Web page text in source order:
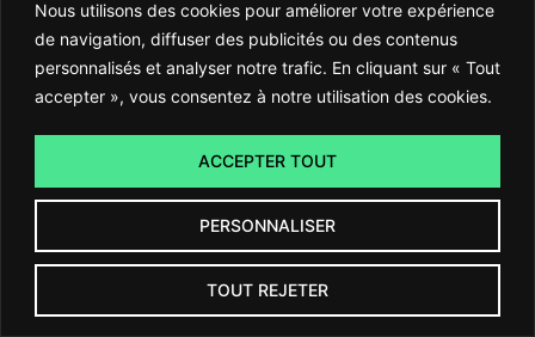
Nous utilisons des cookies pour améliorer votre expérience
de navigation, diffuser des publicités ou des contenus
personnalisés et analyser notre trafic. En cliquant sur « Tout
accepter », vous consentez à notre utilisation des cookies.
PERSONNALISER
TOUT REJETER
ACCEPTER TOUT
Partagez
Twitter
LinkedIn